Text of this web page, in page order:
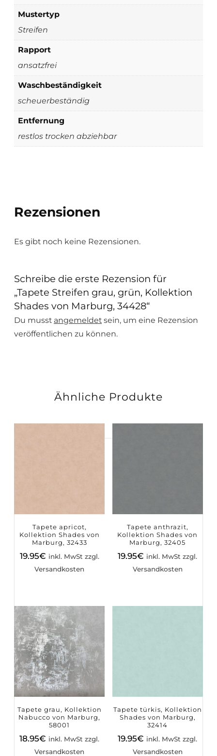
Mustertyp
Streifen
Rapport
ansatzfrei
Waschbeständigkeit
scheuerbeständig
Entfernung
restlos trocken abziehbar
Rezensionen
Es gibt noch keine Rezensionen.
Schreibe die erste Rezension für
„Tapete Streifen grau, grün, Kollektion
Shades von Marburg, 34428“
Du musst angemeldet sein, um eine Rezension
veröffentlichen zu können.
Ähnliche Produkte
Tapete apricot,
Kollektion Shades von
Marburg, 32433
19.95€ inkl. MwSt zzgl.
Versandkosten
Tapete anthrazit,
Kollektion Shades von
Marburg, 32405
19.95€ inkl. MwSt zzgl.
Versandkosten
Tapete grau, Kollektion
Nabucco von Marburg,
58001
18.95€ inkl. MwSt zzgl.
Versandkosten
Tapete türkis, Kollektion
Shades von Marburg,
32414
19.95€ inkl. MwSt zzgl.
Versandkosten